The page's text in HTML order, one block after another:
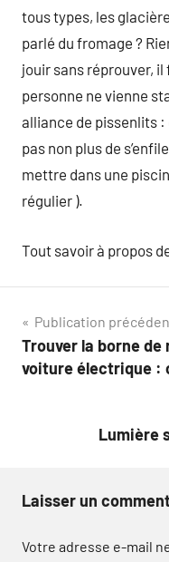
tous types, les
parlé du fromage ?
jouir sans réprouver, il
personne ne vienne
alliance de pissenlits
pas non plus de
mettre dans une
régulier ).
Tout savoir à propos
Navigation
de
Publication
Trouver la borne
voiture électrique :
Lumière
Laisser un
Votre adresse e-mail